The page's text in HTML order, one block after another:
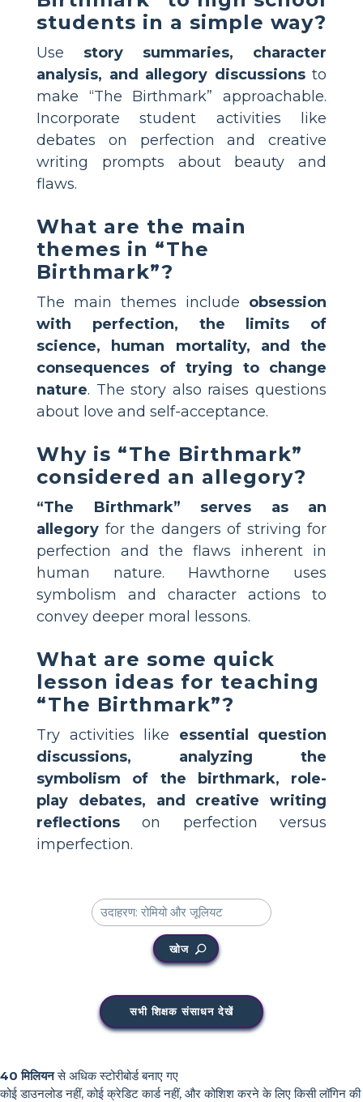
students in a simple way?
Use story summaries, character
analysis, and allegory discussionsto
make “The Birthmark” approachable.
Incorporate student activities like
debates on perfection and creative
writing prompts about beauty and
flaws.
What are the main
themes in “The
Birthmark”?
The main themes include obsession
with perfection, the limits of
science, human mortality, and the
consequences of trying to change
nature. The story also raises questions
about love and self-acceptance.
Why is “The Birthmark”
considered an allegory?
“The Birthmark” serves as an
allegory for the dangers of striving for
perfection and the flaws inherent in
human nature. Hawthorne uses
symbolism and character actions to
convey deeper moral lessons.
What are some quick
lesson ideas for teaching
“The Birthmark”?
Try activities like essential question
discussions, analyzing the
symbolism of the birthmark, role-
play debates, and creative writing
reflections on perfection versus
imperfection.
खोज
सभी शिक्षक संसाधन देखें
40 मिलियनसे अधिक स्टोरीबोर्ड बनाए गए
कोई डाउनलोड नहीं, कोई क्रेडिट कार्ड नहीं, और कोशिश करने के लिए किसी लॉगिन की